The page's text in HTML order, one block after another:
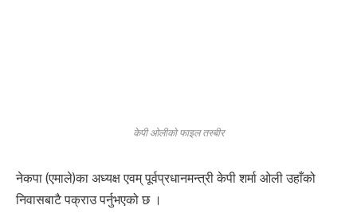
केपी ओलीको फाइल तस्बीर
नेकपा (एमाले)का अध्यक्ष एवम् पूर्वप्रधानमन्त्री केपी शर्मा ओली उहाँको
निवासबाटै पक्राउ पर्नुभएको छ ।